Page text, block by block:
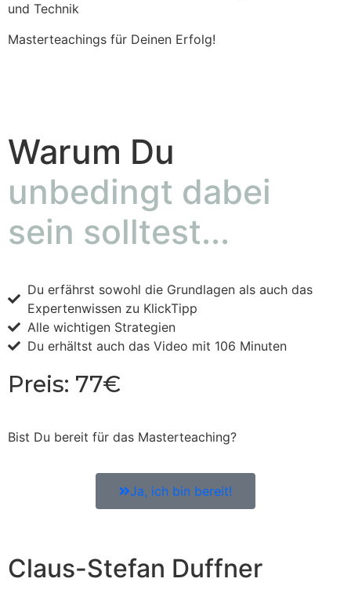
und Technik
Masterteachings für Deinen Erfolg!
Warum Du
unbedingt dabei
sein solltest...
Du erfährst sowohl die Grundlagen als auch das
Expertenwissen zu KlickTipp
Alle wichtigen Strategien
Du erhältst auch das Video mit 106 Minuten
Preis: 77€
Bist Du bereit für das Masterteaching?
Ja, ich bin bereit!
Claus-Stefan Duffner